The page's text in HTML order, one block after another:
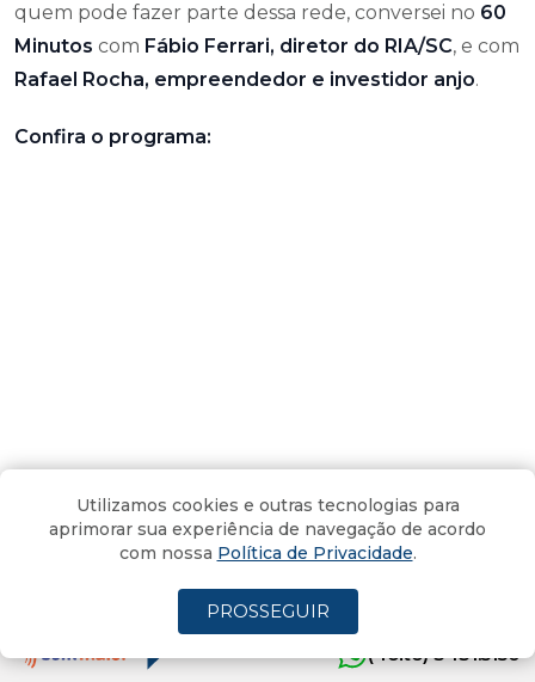
quem pode fazer parte dessa rede, conversei no 60
Minutos com Fábio Ferrari, diretor do RIA/SC, e com
Rafael Rocha, empreendedor e investidor anjo.
Confira o programa:
Só aumentar os juros não vai
resolver a inflação (Vídeo)
(4oito) 3431.5150
Utilizamos cookies e outras tecnologias para
aprimorar sua experiência de navegação de acordo
com nossa Política de Privacidade.
PROSSEGUIR